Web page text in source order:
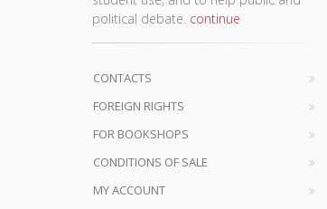
political debate. continue
CONTACTS
FOREIGN RIGHTS
FOR BOOKSHOPS
CONDITIONS OF SALE
MY ACCOUNT